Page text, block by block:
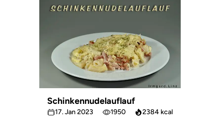
Schinkennudelauflauf
17. Jan 2023 1950 2384 kcal